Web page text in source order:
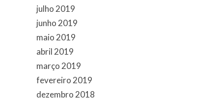
julho 2019
junho 2019
maio 2019
abril 2019
março 2019
fevereiro 2019
dezembro 2018